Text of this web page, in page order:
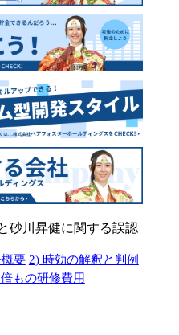
砂川昇健に関する誤認
要 2) 時効の解釈と判例
もの研修費用